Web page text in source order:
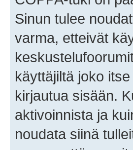
Sinun tulee
varma, etteivät
käyttäjiltä joko
kirjautua sisään.
aktivoinnista ja
noudata siinä